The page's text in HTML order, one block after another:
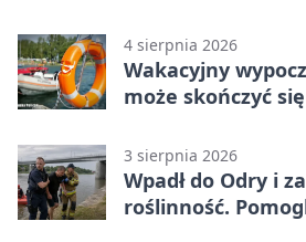
4 sierpnia 2026
Wakacyjny
może skończyć
3 sierpnia 2026
Wpadł do Odry i
roślinność.